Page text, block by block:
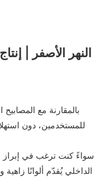
النهر الأصفر |
بالمقارنة مع
للمستخدمين، دون
سواءً كنت ترغب في